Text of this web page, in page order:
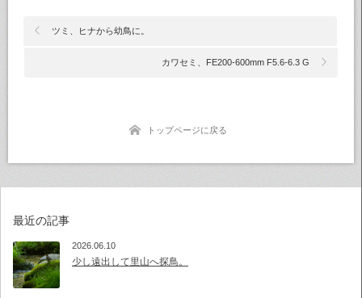
ツミ、ヒナから幼鳥に。
カワセミ、FE200-600mm F5.6-6.3 G
トップページに戻る
最近の記事
2026.06.10
少し遠出して里山へ探鳥。